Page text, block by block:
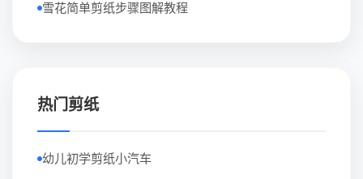
雪花简单剪纸步骤图解教程
热门剪纸
幼儿初学剪纸小汽车